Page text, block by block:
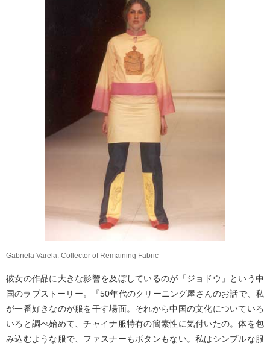
Gabriela Varela: Collector of Remaining Fabric
彼女の作品に大きな影響を及ぼしているのが「ジョドウ」という中
国のラブストーリー。『50年代のクリーニング屋さんのお話で、私
が一番好きなのが服を干す場面。それから中国の文化についていろ
いろと調べ始めて、チャイナ服特有の簡素性に気付いたの。体を包
み込むような服で、ファスナーもボタンもない。私はシンプルな服